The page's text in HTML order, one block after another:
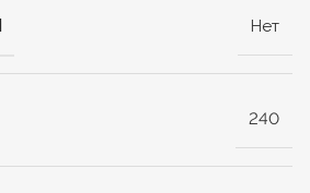
Нет
240